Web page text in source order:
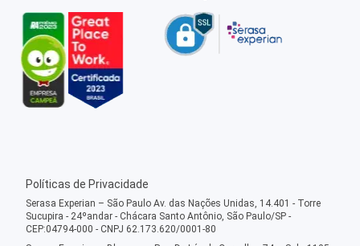
Políticas de Privacidade
Serasa Experian – São Paulo Av. das Nações Unidas, 14.401 - Torre
Sucupira - 24ºandar - Chácara Santo Antônio, São Paulo/SP -
CEP:04794-000 - CNPJ 62.173.620/0001-80